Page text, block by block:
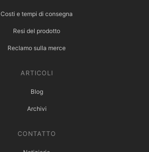
Costi e tempi di consegna
Resi del prodotto
Reclamo sulla merce
ARTICOLI
Blog
Archivi
CONTATTO